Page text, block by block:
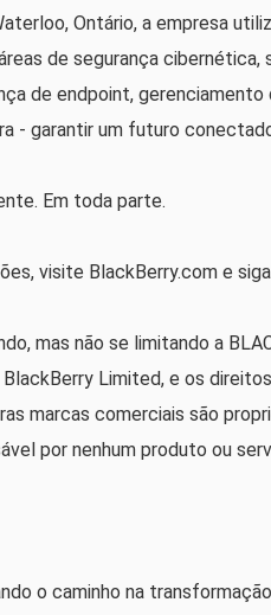
Ontário, a empresa
de segurança
de endpoint,
- garantir um futuro
Em toda parte.
visite BlackBerry.com e
mas não se limitando a
Limited, e os
marcas comerciais são
por nenhum produto ou
o caminho na